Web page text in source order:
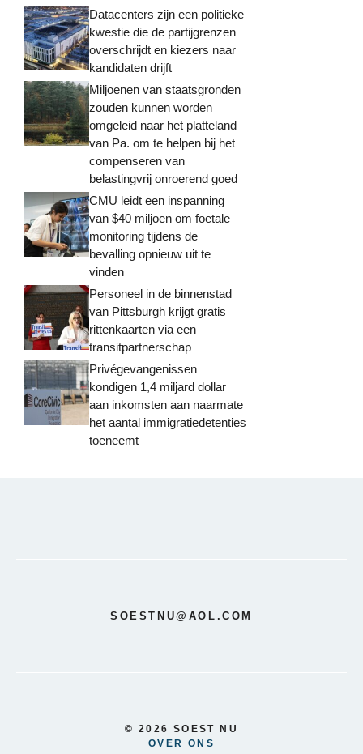
Datacenters zijn een politieke
kwestie die de partijgrenzen
overschrijdt en kiezers naar
kandidaten drijft
Miljoenen van staatsgronden
zouden kunnen worden
omgeleid naar het platteland
van Pa. om te helpen bij het
compenseren van
belastingvrij onroerend goed
CMU leidt een inspanning
van $40 miljoen om foetale
monitoring tijdens de
bevalling opnieuw uit te
vinden
Personeel in de binnenstad
van Pittsburgh krijgt gratis
rittenkaarten via een
transitpartnerschap
Privégevangenissen
kondigen 1,4 miljard dollar
aan inkomsten aan naarmate
het aantal immigratiedetenties
toeneemt
SOESTNU@AOL.COM
© 2026 SOEST NU
OVER ONS